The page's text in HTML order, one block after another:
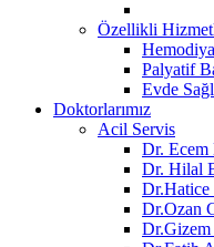
Özellikli
Palyatif
Evde
Doktorlarımız
Acil Servis
Dr.
Dr. Hilal
Dr.Ozan